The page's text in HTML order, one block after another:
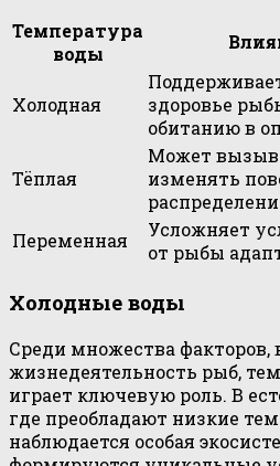
Температура
воды
Холодная
здоровье
обитанию в
Тёплая
Может
изменять
Переменная
Усложняет
от рыбы
Холодные воды
Среди множества
жизнедеятельность рыб,
играет ключевую роль. В
где преобладают низкие
наблюдается особая